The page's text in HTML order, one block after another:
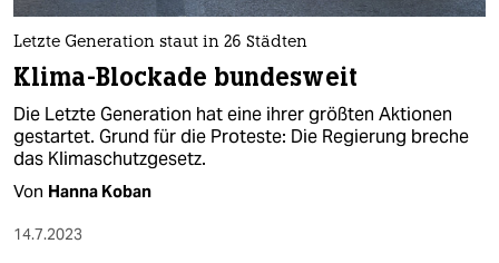
Letzte Generation staut in 26 Städten
Klima-Blockade bundesweit
Die Letzte Generation hat eine ihrer größten Aktionen
gestartet. Grund für die Proteste: Die Regierung breche
das Klimaschutzgesetz.
Von Hanna Koban
14.7.2023